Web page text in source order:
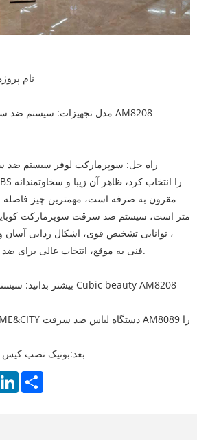
نام
مدل تجهیزات: سیستم ضد سرقت سوپرمارکت کوبیایی AM8208
راه حل: سوپرمارکت لوفر سیستم ضد
متر است، سیستم ضد سرقت سوپرمارکت
، توانایی تشخیص قوی، اشکال زدایی آسان
فنی به موقع، انتخاب عالی برای ضد سرقت سوپرمارکت است.
بیشتر بدانید: سیستم ضد سرقت سوپرمارکت Cubic beauty AM8208
بعد:بوتیک نصب کیس
LinkedIn